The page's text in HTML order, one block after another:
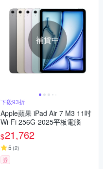
補貨中
下殺93折
Apple蘋果 iPad Air 7 M3 11吋
Wi-Fi 256G-2025平板電腦
$21,762
5 (2)
券